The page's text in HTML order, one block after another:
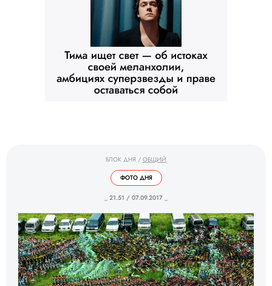
БЛОК ДНЯ / ОБЩИЙ
ФОТО ДНЯ
_ 21.51 / 07.09.2017 _